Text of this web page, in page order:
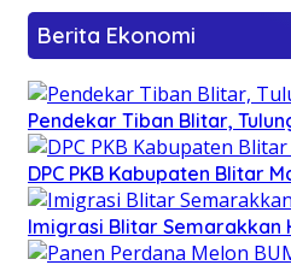
Berita Ekonomi
Pendekar Tiban Blitar,
DPC PKB Kabupaten Blitar
Imigrasi Blitar Semarakkan